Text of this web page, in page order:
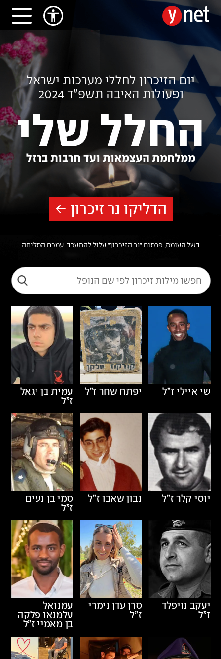
יום הזיכרון לחללי מערכות ישראל
ופעולות האיבה תשפ״ד 2024
החלל שלי
ממלחמת העצמאות ועד חרבות ברזל
הדליקו נר זיכרון
בשל העומס, פרסום "נר הזיכרון" עלול להתעכב. עמכם הסליחה
שי אייליז”ל יפתח שחר ז”ל עמית בן יגאל
ז”ל
יוסי קלרז”ל נבון שאבוז”ל סמי בן נעים
ז”ל
יעקב נויפלד
ז”ל
סרן עדן נימרי
ז”ל
עמנואל
עלמנאו פלקה
בן מאמייז”ל